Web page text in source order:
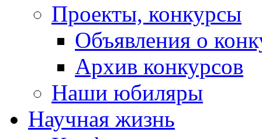
Проекты, конкурсы
Объявления о
Архив конкурсов
Наши юбиляры
Научная жизнь